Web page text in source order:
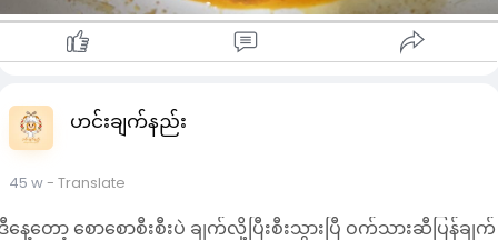
ဟင်းချက်နည်း
45 w- Translate
နေ့တော့ စောစောစီးစီးပဲ ချက်လို့ပြီးစီးသွားပြီ ဝက်သားဆီပြန်ချက်